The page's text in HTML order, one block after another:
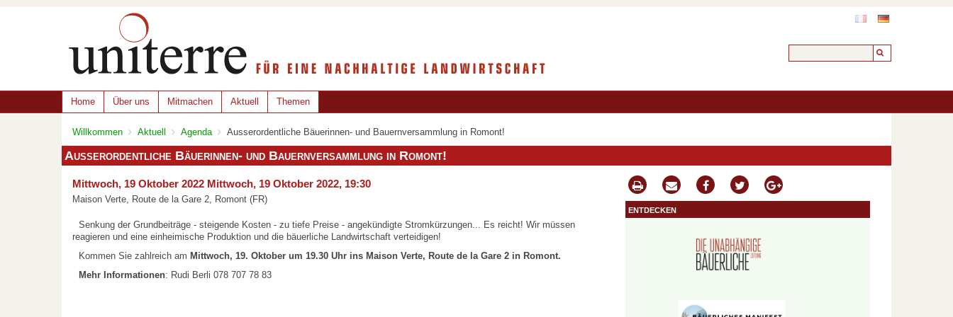
Home Über uns Mitmachen Aktuell Themen
Willkommen Aktuell Agenda Ausserordentliche Bäuerinnen- und Bauernversammlung in Romont!
Ausserordentliche Bäuerinnen- und Bauernversammlung in Romont!
Mittwoch, 19 Oktober 2022 Mittwoch, 19 Oktober 2022, 19:30
Maison Verte, Route de la Gare 2, Romont (FR)
Senkung der Grundbeiträge - steigende Kosten - zu tiefe Preise - angekündigte Stromkürzungen... Es reicht! Wir müssen
reagieren und eine einheimische Produktion und die bäuerliche Landwirtschaft verteidigen!
Kommen Sie zahlreich am Mittwoch, 19. Oktober um 19.30 Uhr ins Maison Verte, Route de la Gare 2 in Romont.
Mehr
Informationen: Rudi Berli 078 707 78 83
entdecken